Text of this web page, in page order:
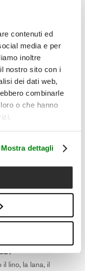
contenuti ed
media e per
inoltre
nostro sito con i
dei dati web,
combinarle
o che hanno
Mostra dettagli
lino, la lana, il